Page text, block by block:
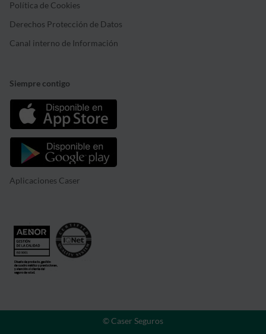
Política de Cookies
Derechos Protección de Datos
Canal interno de Información
Siempre contigo
Aplicaciones Caser
© Caser Seguros